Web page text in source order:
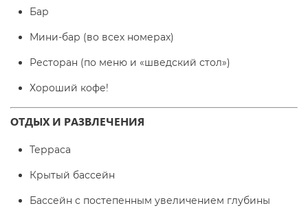
Бар
Мини-бар (во всех номерах)
Ресторан (по меню и «шведский стол»)
Хороший кофе!
ОТДЫХ И РАЗВЛЕЧЕНИЯ
Терраса
Крытый бассейн
Бассейн с постепенным увеличением глубины